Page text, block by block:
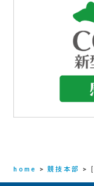
home >競技本部 >